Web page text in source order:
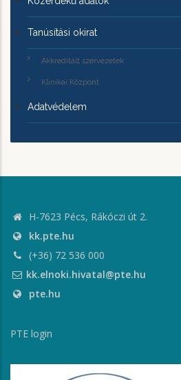
Tanúsítási okirat
Akkreditált szervezetek
Klinikai Központ
Adatvédelem
H-7623 Pécs, Rákóczi út 2.
kk.pte.hu
(+36) 72 536 000
kk.elnoki.hivatal@pte.hu
pte.hu
PTE login